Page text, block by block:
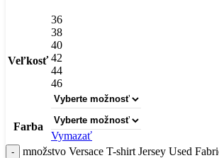
Veľkosť
36
38
40
42
44
46
Farba
Vymazať
množstvo Versace T-shirt Jersey Used